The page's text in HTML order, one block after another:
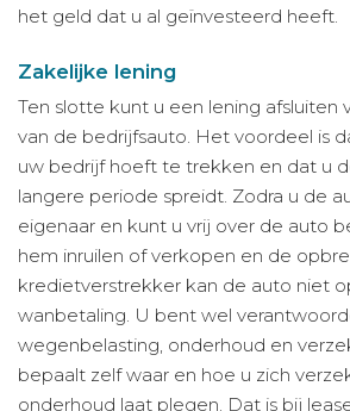
het geld dat u al geïnvesteerd heeft.
Zakelijke lening
Ten slotte kunt u een lening afsluiten
van de bedrijfsauto. Het voordeel is
uw bedrijf hoeft te trekken en dat u
langere periode spreidt. Zodra u de
eigenaar en kunt u vrij over de auto
hem inruilen of verkopen en de
kredietverstrekker kan de auto niet
wanbetaling. U bent wel
wegenbelasting, onderhoud en
bepaalt zelf waar en hoe u zich
onderhoud laat plegen. Dat is bij